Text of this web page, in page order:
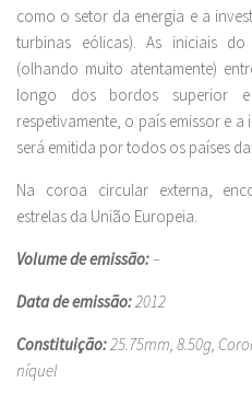
como o setor da energia e a
turbinas eólicas). As iniciais do
(olhando muito atentamente)
longo dos bordos superior
respetivamente, o país emissor e a
será emitida por todos os países
Na coroa circular externa,
estrelas da União Europeia.
Volume de emissão:–
Data de emissão: 2012
Constituição: 25.75mm, 8.50g,
níquel